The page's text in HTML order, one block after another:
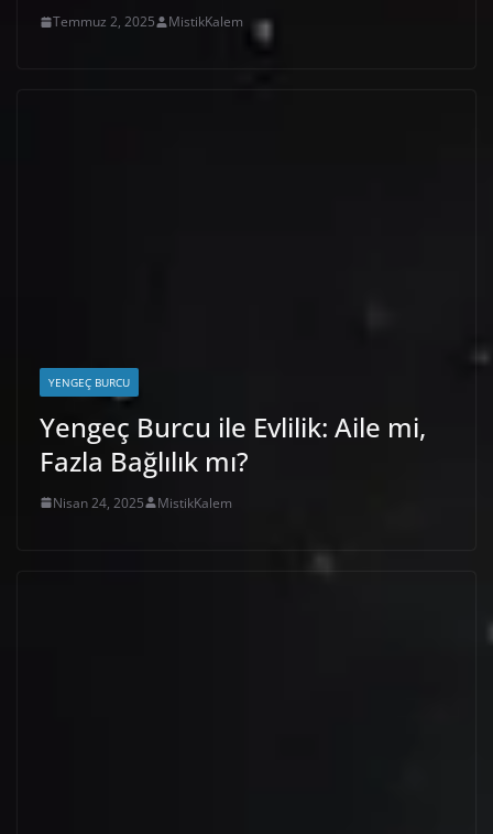
Temmuz 2, 2025 MistikKalem
YENGEÇ BURCU
Yengeç Burcu ile Evlilik: Aile mi,
Fazla Bağlılık mı?
Nisan 24, 2025 MistikKalem